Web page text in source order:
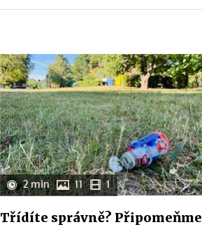
2 min 11 1
Třídíte správně? Připomeňme